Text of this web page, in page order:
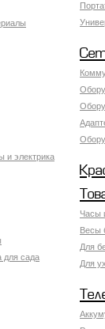
и электрика
Часы
Весы
Для
Для
для сада